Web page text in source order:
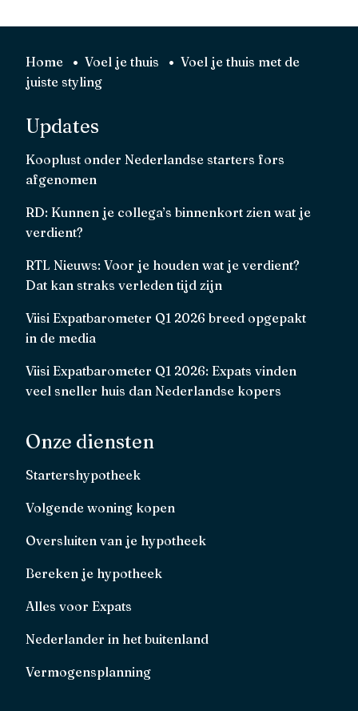
Home Voel je thuis
Voel je thuis met de
juiste styling
Updates
Kooplust onder Nederlandse starters fors
afgenomen
RD: Kunnen je collega’s binnenkort zien wat je
verdient?
RTL Nieuws: Voor je houden wat je verdient?
Dat kan straks verleden tijd zijn
Viisi Expatbarometer Q1 2026 breed opgepakt
in de media
Viisi Expatbarometer Q1 2026: Expats vinden
veel sneller huis dan Nederlandse kopers
Onze diensten
Startershypotheek
Volgende woning kopen
Oversluiten van je hypotheek
Bereken je hypotheek
Alles voor Expats
Nederlander in het buitenland
Vermogensplanning